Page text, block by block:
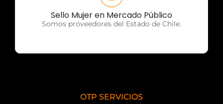
Sello Mujer en Mercado Público
Somos proveedores del Estado de Chile.
OTP Servicios
OTP SERVICIOS